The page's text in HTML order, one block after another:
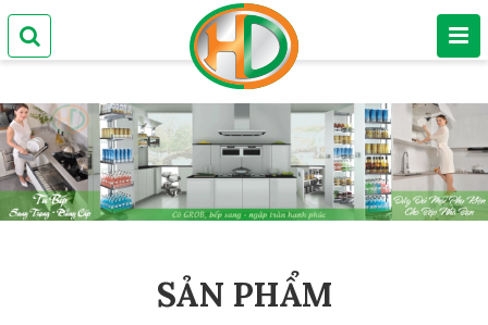
SẢN PHẨM